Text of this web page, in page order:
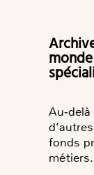
Archives nationales, archives du
fonds
métiers.